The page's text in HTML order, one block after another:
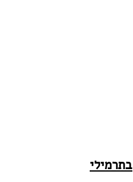
בתרמילי